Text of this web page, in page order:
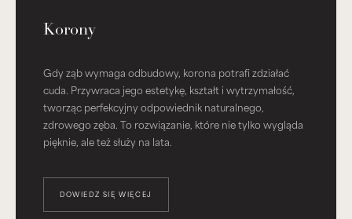
Korony
Gdy ząb wymaga odbudowy, korona potrafi zdziałać
cuda. Przywraca jego estetykę, kształt i wytrzymałość,
tworząc perfekcyjny odpowiednik naturalnego,
zdrowego zęba. To rozwiązanie, które nie tylko wygląda
pięknie, ale też służy na lata.
DOWIEDZ SIĘ WIĘCEJ